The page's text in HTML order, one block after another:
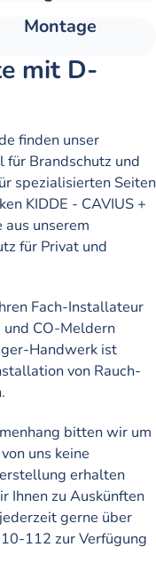
Montage
mit D-
finden unser
für Brandschutz und
spezialisierten Seiten
KIDDE - CAVIUS +
unserem
für Privat und
Fach-Installateur
und CO-Meldern
Handwerk ist
von Rauch-
bitten wir um
uns keine
erhalten
Ihnen zu Auskünften
gerne über
112 zur Verfügung